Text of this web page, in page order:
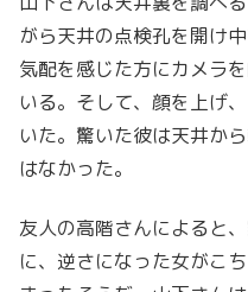
がら天井の点検孔を開け
気配を感じた方にカメラ
いる。そして、顔を上げ
いた。驚いた彼は天井か
はなかった。
友人の高階さんによると
に、逆さになった女がこ